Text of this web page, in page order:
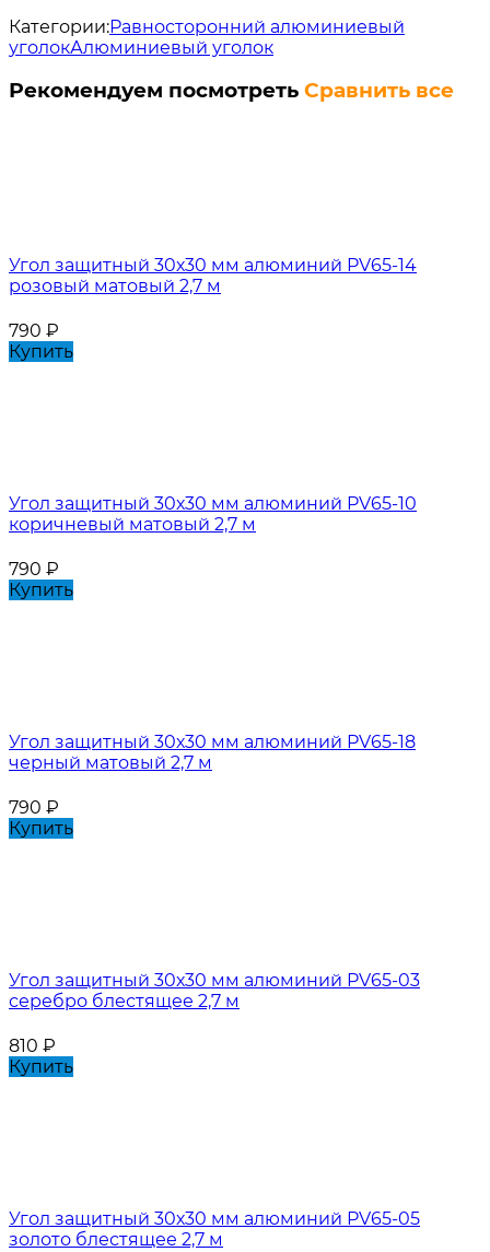
Категории:Равносторонний алюминиевый
уголокАлюминиевый уголок
Рекомендуем посмотреть Сравнить все
Угол защитный 30х30 мм алюминий PV65-14
розовый матовый 2,7 м
790 ₽
Купить
Угол защитный 30х30 мм алюминий PV65-10
коричневый матовый 2,7 м
790 ₽
Купить
Угол защитный 30х30 мм алюминий PV65-18
черный матовый 2,7 м
790 ₽
Купить
Угол защитный 30х30 мм алюминий PV65-03
серебро блестящее 2,7 м
810 ₽
Купить
Угол защитный 30х30 мм алюминий PV65-05
золото блестящее 2,7 м